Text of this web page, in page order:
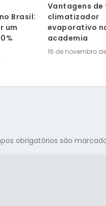
Brasil:
um
Vantagens de
climatizador
evaporativo
academia
16 de novembro de
obrigatórios são